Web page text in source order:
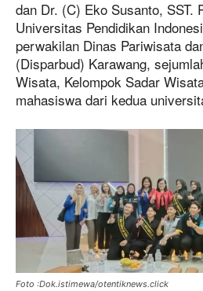
dan Dr. (C) Eko Susanto, SST.
Universitas Pendidikan
perwakilan Dinas Pariwisata
(Disparbud) Karawang,
Wisata, Kelompok Sadar
mahasiswa dari kedua
Foto :Dok.istimewa/otentiknews.click